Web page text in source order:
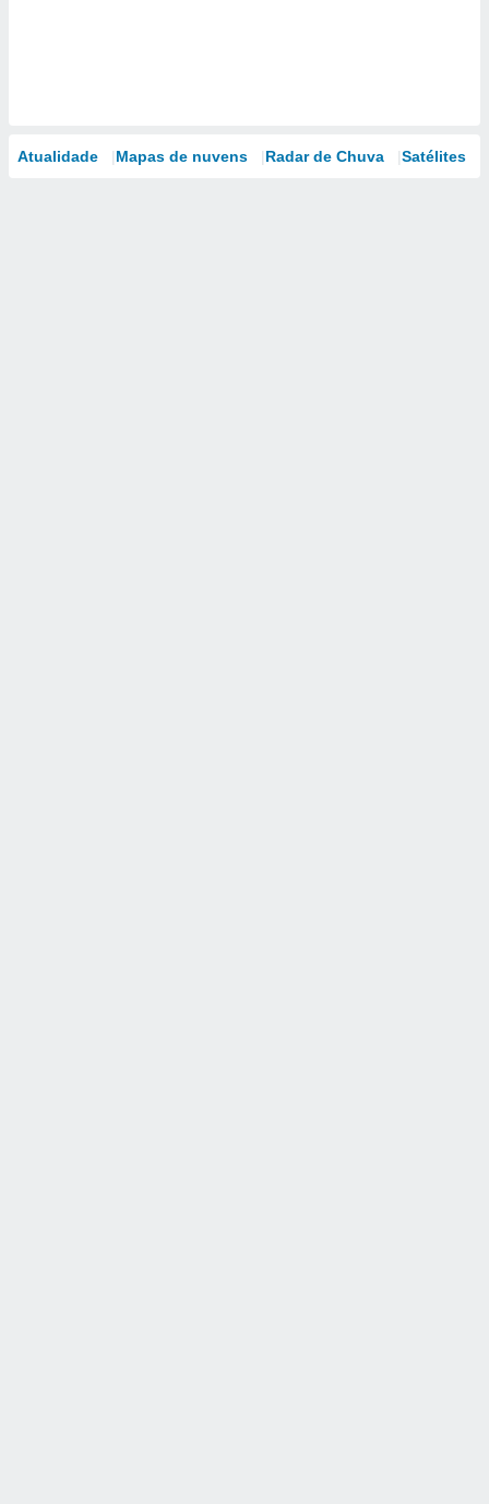
Atualidade Mapas de nuvens Radar de Chuva Satélites